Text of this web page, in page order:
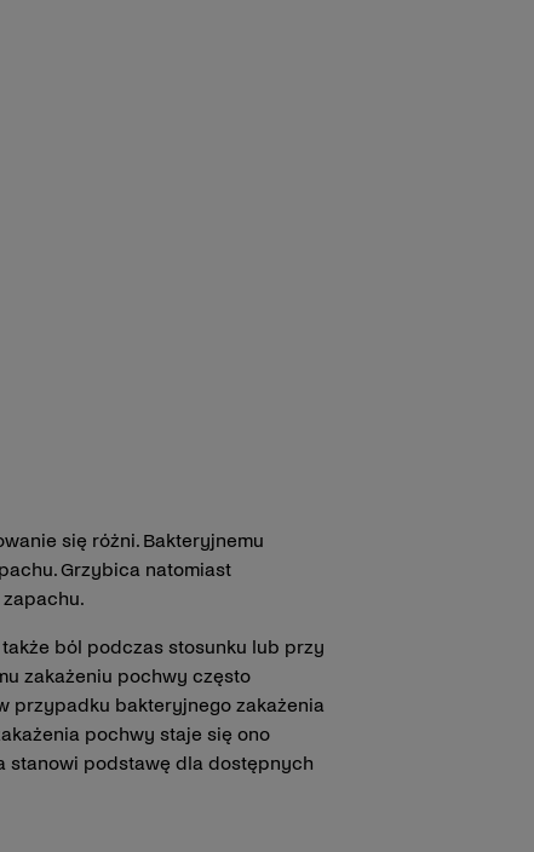
się różni. Bakteryjnemu
Grzybica natomiast
ból podczas stosunku lub przy
zakażeniu pochwy często
przypadku bakteryjnego zakażenia
pochwy staje się ono
stanowi podstawę dla dostępnych